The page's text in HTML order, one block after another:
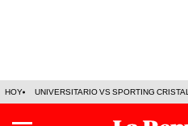
HOY UNIVERSITARIO VS SPORTING CRISTAL